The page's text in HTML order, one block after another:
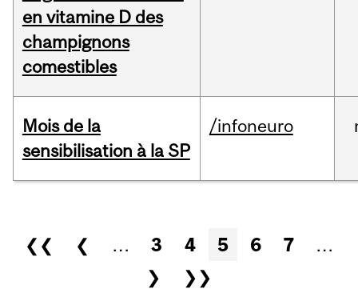
en vitamine D des
champignons
comestibles
Mois de la
sensibilisation à la SP
/infoneuro
Pages
❮❮ ❮ … 3 4 5 6 7
…
❯
❯❯